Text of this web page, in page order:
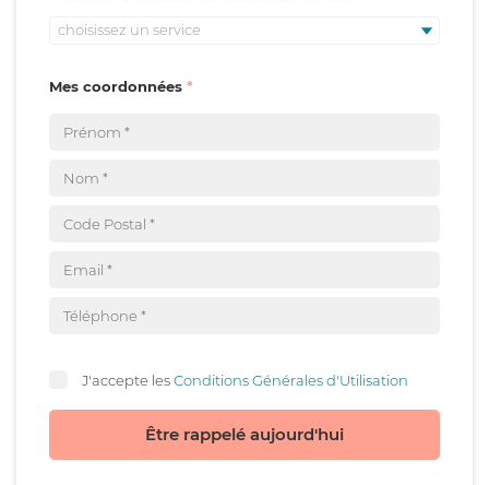
choisissez un service
Mes coordonnées
J'accepte lesConditions Générales d'Utilisation
Être rappelé aujourd'hui